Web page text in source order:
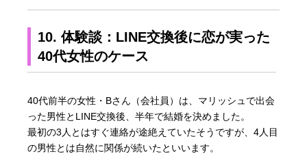
10. 体験談：LINE交換後に恋が実った
40代女性のケース
40代前半の女性・Bさん（会社員）は、マリッシュで出会
った男性とLINE交換後、半年で結婚を決めました。
最初の3人とはすぐ連絡が途絶えていたそうですが、4人目
の男性とは自然に関係が続いたといいます。